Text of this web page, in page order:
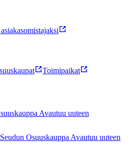
Toimipaikat
Avautuu uuteen
Osuuskauppa Avautuu uuteen